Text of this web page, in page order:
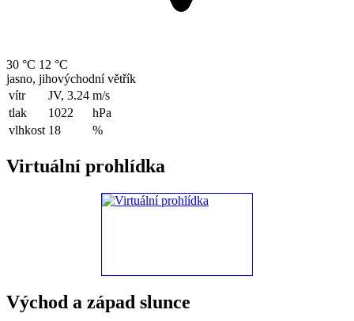
30 °C 12 °C
jasno, jihovýchodní větřík
vítr
JV, 3.24 m/s
tlak
1022
hPa
vlhkost 18 %
Virtuální prohlídka
Východ a západ slunce